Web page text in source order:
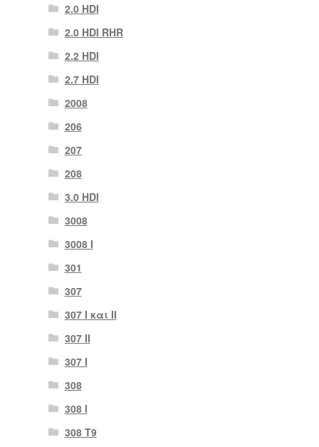
2.0 HDI
2.0 HDI RHR
2.2 HDI
2.7 HDI
2008
206
207
208
3.0 HDI
3008
3008 Ι
301
307
307 I και II
307 II
307 Ι
308
308 Ι
308 Τ9